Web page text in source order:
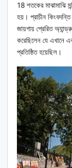
18 শতকের মাঝামাঝি
হয়। প্রাচীন
জায়গায় প্রেরিত
করেছিলেন যে এখানে
প্রতিষ্ঠিত হয়েছিল।